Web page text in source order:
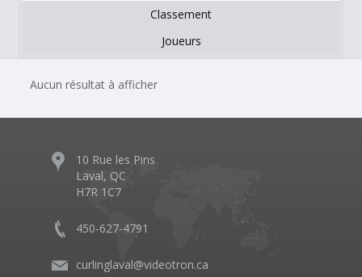
Classement
Joueurs
Aucun résultat à afficher
10 Rue les Pins
Laval, QC
H7R 1C7
450-627-4791
curlinglaval@videotron.ca